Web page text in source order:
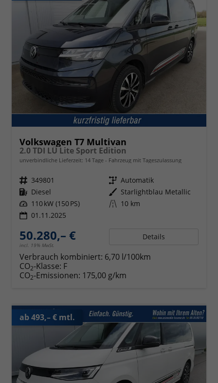
Volkswagen T7 Multivan
2.0 TDI LÜ Lite Sport Edition
unverbindliche Lieferzeit: 14 Tage Fahrzeug mit Tageszulassung
Fahrzeugnr. 349801 Getriebe Automatik
Kraftstoff Diesel Außenfarbe Starlightblau Metallic
Leistung 110 kW (150 PS) Kilometerstand 10 km
01.11.2025
50.280,– €
incl. 19% MwSt.
Details
Verbrauch kombiniert: 6,70 l/100km
CO2-Klasse: F
CO2-Emissionen: 175,00 g/km
ab 493,– € mtl.